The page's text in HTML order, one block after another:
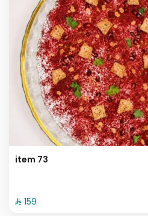
item 73
⁨⁦‪‬ 159⁩